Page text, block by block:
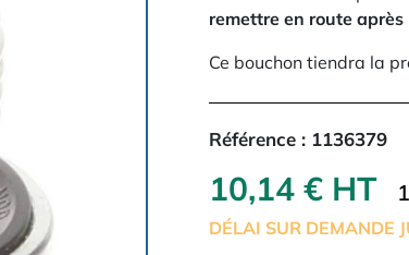
remettre en route
Ce bouchon tiendra la
Référence : 1136379
10,14 € HT
DÉLAI SUR DEMANDE